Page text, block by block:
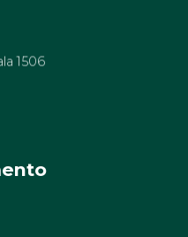
1506